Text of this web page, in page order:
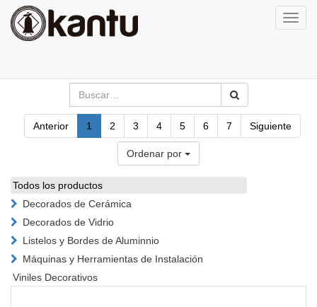
Anterior 1 2 3 4 5 6 7 Siguiente
Ordenar por
Todos los productos
Decorados de Cerámica
Decorados de Vidrio
Listelos y Bordes de Aluminnio
Máquinas y Herramientas de Instalación
Viniles Decorativos